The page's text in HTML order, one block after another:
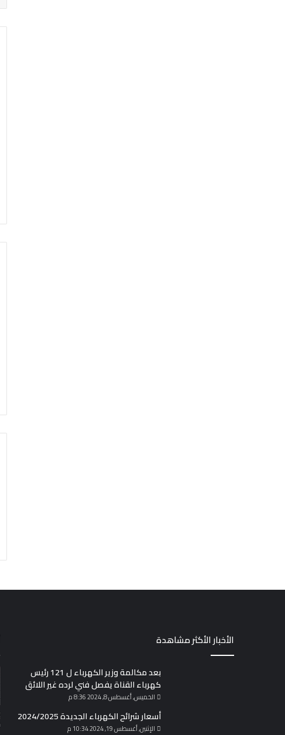
الأخبار الأكثر مشاهدة
بعد مكالمة وزير الكهرباء ل 121 رئيس
كهرباء القناة يفصل فني لرده غير اللائق
الخميس, أغسطس 8, 2024 8:36 م
أسعار شرائح الكهرباء الجديدة 2024/2025
الإثنين, أغسطس 19, 2024 10:34 م